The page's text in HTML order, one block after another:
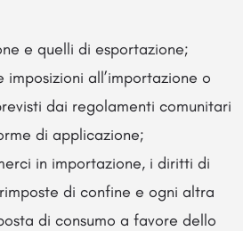
e quelli di esportazione;
all’importazione o
dai regolamenti comunitari
di applicazione;
in importazione, i diritti di
di confine e ogni altra
di consumo a favore dello